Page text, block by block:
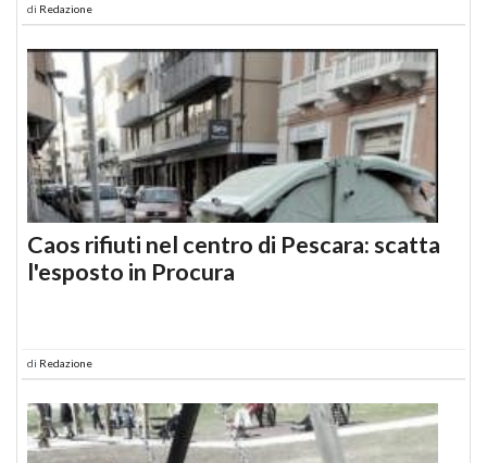
di Redazione
Caos rifiuti nel centro di Pescara: scatta
l'esposto in Procura
di Redazione